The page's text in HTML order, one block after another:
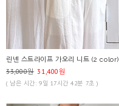
린넨 스트라이프 가오리 니트 (2 color)
33,000원 31,400원
( 남은 시간: 9일 17시간 42분 7초 )